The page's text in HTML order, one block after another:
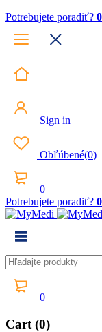
Potrebujete poradiť?
Sign in
Obľúbené(0)
0
Potrebujete poradiť?
0
Cart (0)